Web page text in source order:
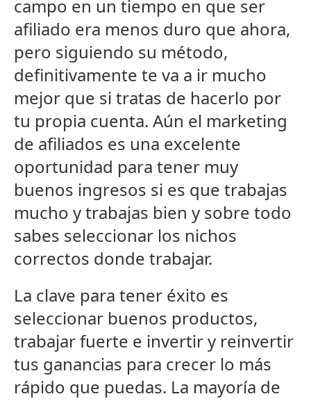
campo en un tiempo en que ser
afiliado era menos duro que ahora,
pero siguiendo su método,
definitivamente te va a ir mucho
mejor que si tratas de hacerlo por
tu propia cuenta. Aún el marketing
de afiliados es una excelente
oportunidad para tener muy
buenos ingresos si es que trabajas
mucho y trabajas bien y sobre todo
sabes seleccionar los nichos
correctos donde trabajar.
La clave para tener éxito es
seleccionar buenos productos,
trabajar fuerte e invertir y reinvertir
tus ganancias para crecer lo más
rápido que puedas. La mayoría de